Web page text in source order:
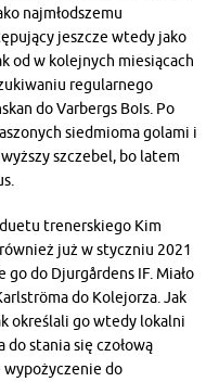
najmłodszemu
jeszcze wtedy jako
od w kolejnych miesiącach
regularnego
do Varbergs BoIs. Po
siedmioma golami i
szczebel, bo latem
trenerskiego Kim
już w styczniu 2021
go do Djurgårdens IF. Miało
do Kolejorza. Jak
określali go wtedy lokalni
stania się czołową
wypożyczenie do